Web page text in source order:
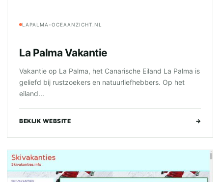
LAPALMA-OCEAANZICHT.NL
La Palma Vakantie
Vakantie op La Palma, het Canarische Eiland La Palma is
geliefd bij rustzoekers en natuurliefhebbers. Op het
eiland...
BEKIJK WEBSITE →